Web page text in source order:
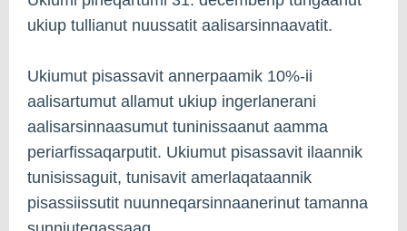
ukiup tullianut nuussatit aalisarsinnaavatit.
Ukiumut pisassavit annerpaamik 10%-ii
aalisartumut allamut ukiup ingerlanerani
aalisarsinnaasumut tuninissaanut aamma
periarfissaqarputit. Ukiumut pisassavit ilaannik
tunisissaguit, tunisavit amerlaqataannik
pisassiissutit nuunneqarsinnaanerinut tamanna